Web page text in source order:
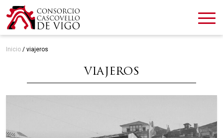
Inicio / viajeros
VIAJEROS